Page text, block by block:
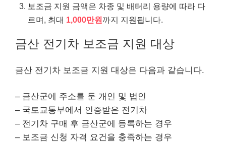
보조금 지원 금액은 차종 및 배터리 용량에 따라 다
르며, 최대 1,000만원까지 지원됩니다.
금산 전기차 보조금 지원 대상
금산 전기차 보조금 지원 대상은 다음과 같습니다.
– 금산군에 주소를 둔 개인 및 법인
– 국토교통부에서 인증받은 전기차
– 전기차 구매 후 금산군에 등록하는 경우
– 보조금 신청 자격 요건을 충족하는 경우